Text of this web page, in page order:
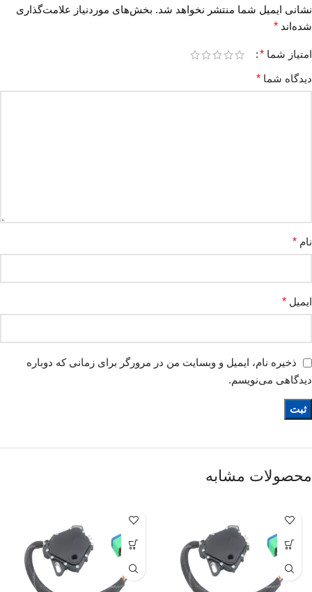
نشانی ایمیل شما منتشر نخواهد شد. بخش‌های موردنیاز علامت‌گذاری
شده‌اند *
امتیاز شما *
دیدگاه شما *
نام *
ایمیل *
ذخیره نام، ایمیل و وبسایت من در مرورگر برای زمانی که دوباره
دیدگاهی می‌نویسم.
محصولات مشابه